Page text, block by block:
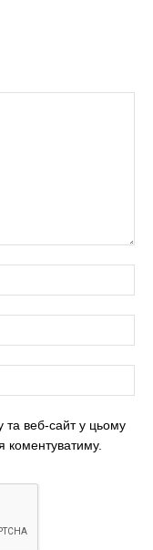
та веб-сайт у цьому
коментуватиму.